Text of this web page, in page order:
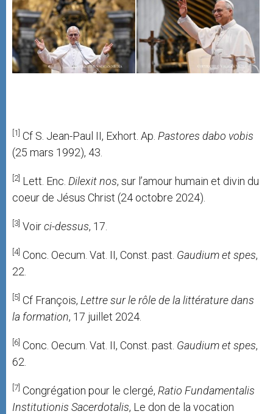
[1] Cf S. Jean-Paul II, Exhort. Ap. Pastores dabo vobis
(25 mars 1992), 43.
[2] Lett. Enc. Dilexitnos, sur l’amour humain et divin du
coeur de Jésus Christ (24 octobre 2024).
[3] Voirci-dessus, 17.
[4] Conc. Oecum. Vat. II, Const. past. Gaudium etspes,
22.
[5] Cf François, Lettresur lerôlede lalittérature dans
la formation, 17 juillet 2024.
[6] Conc. Oecum. Vat. II, Const. past. Gaudium etspes,
62.
[7] Congrégation pour le clergé, Ratio Fundamentalis
Institutionis Sacerdotalis, Le don de la vocation